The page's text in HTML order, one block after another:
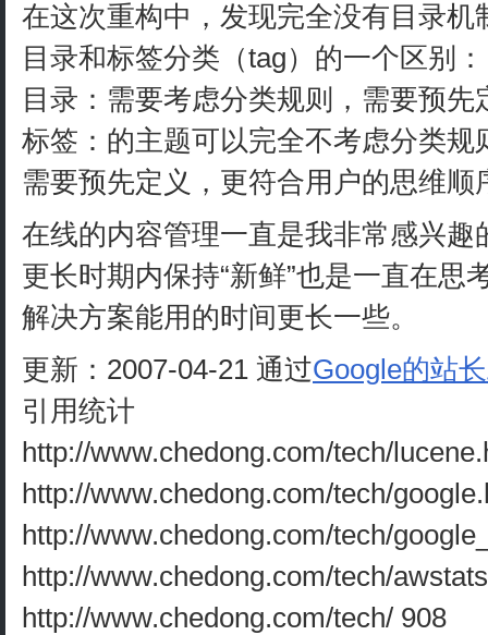
在这次重构中，发现完全没有目录
目录和标签分类（tag）的一个区别：
目录：需要考虑分类规则，需要预
标签：的主题可以完全不考虑分类
需要预先定义，更符合用户的思维顺
在线的内容管理一直是我非常感兴
更长时期内保持“新鲜”也是一直在思
解决方案能用的时间更长一些。
更新：2007-04-21 通过Google的站
引用统计
http://www.chedong.com/tech/
http://www.chedong.com/tech/
http://www.chedong.com/tech/
http://www.chedong.com/tech/
http://www.chedong.com/tech/ 908